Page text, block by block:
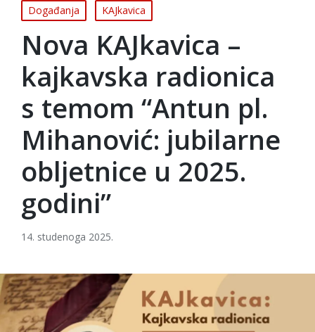
Posted
in
Događanja KAJkavica
Nova KAJkavica –
kajkavska radionica
s temom “Antun pl.
Mihanović: jubilarne
obljetnice u 2025.
godini”
14. studenoga 2025.